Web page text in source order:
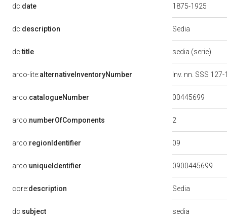
dc:date 1875-1925
dc:description Sedia
dc:title sedia (serie)
arco-lite:alternativeInventoryNumber Inv. nn. SSS
arco:catalogueNumber 00445699
arco:numberOfComponents 2
arco:regionIdentifier 09
arco:uniqueIdentifier 0900445699
core:description Sedia
dc:subject sedia